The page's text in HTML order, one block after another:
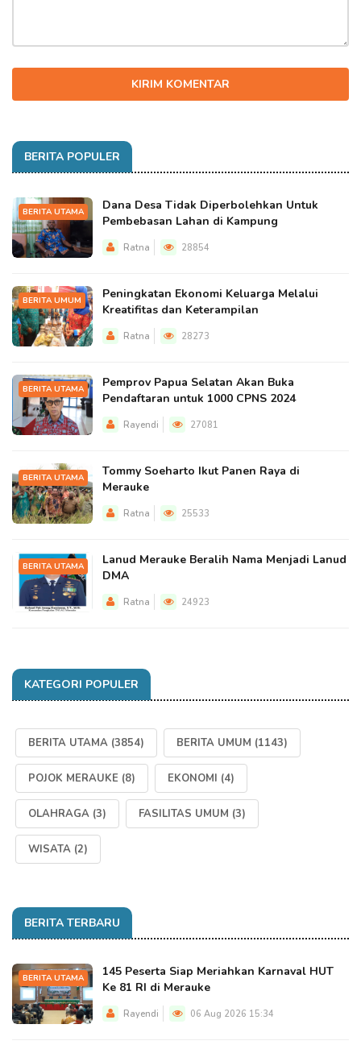
KIRIM KOMENTAR
BERITA POPULER
BERITA UTAMA
Dana Desa Tidak Diperbolehkan Untuk
Pembebasan Lahan di Kampung
Ratna 28854
BERITA UMUM
Peningkatan Ekonomi Keluarga Melalui
Kreatifitas dan Keterampilan
Ratna 28273
BERITA UTAMA
Pemprov Papua Selatan Akan Buka
Pendaftaran untuk 1000 CPNS 2024
Rayendi 27081
BERITA UTAMA
Tommy Soeharto Ikut Panen Raya di
Merauke
Ratna 25533
BERITA UTAMA
Lanud Merauke Beralih Nama Menjadi Lanud
DMA
Ratna 24923
KATEGORI POPULER
BERITA UTAMA (3854) BERITA UMUM (1143)
POJOK MERAUKE (8) EKONOMI (4)
OLAHRAGA (3) FASILITAS UMUM (3)
WISATA (2)
BERITA TERBARU
BERITA UTAMA
145 Peserta Siap Meriahkan Karnaval HUT
Ke 81 RI di Merauke
Rayendi 06 Aug 2026 15:34